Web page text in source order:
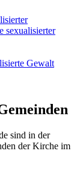
sexualisierter
Gewalt
sind in der
der Kirche im